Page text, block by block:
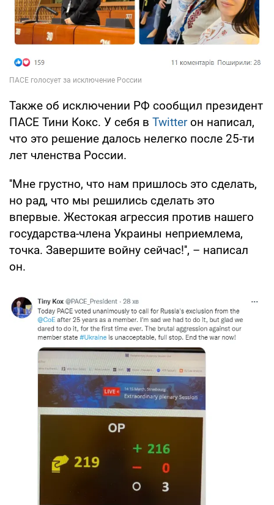
Также об исключении РФ сообщил президент
ПАСЕ Тини Кокс. У себя в Twitterон написал,
что это решение далось нелегко после 25-ти
лет членства России.
''Мне грустно, что нам пришлось это сделать,
но рад, что мы решились сделать это
впервые. Жестокая агрессия против нашего
государства-члена Украины неприемлема,
точка. Завершите войну сейчас!'', – написал
он.